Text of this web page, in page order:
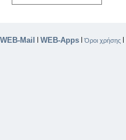
WEB-Mail WEB-Apps |Όροι χρήσης